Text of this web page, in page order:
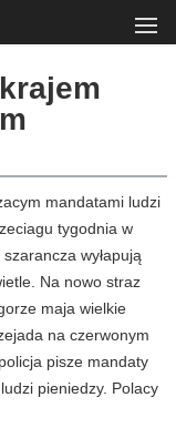
mandatami ludzi
tygodnia w
wyłapują
Na nowo straz
maja wielkie
na czerwonym
pisze mandaty
pieniedzy. Polacy